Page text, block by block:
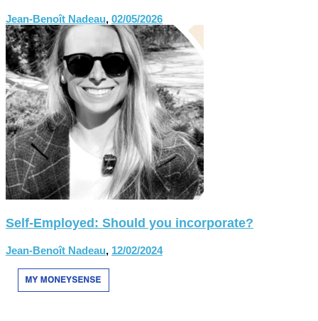
Jean-Benoît Nadeau, 02/05/2026
Self-Employed: Should you incorporate?
Jean-Benoît Nadeau, 12/02/2024